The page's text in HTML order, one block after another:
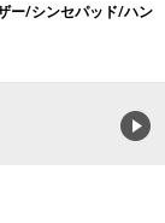
ー/シンセパッド/ハン